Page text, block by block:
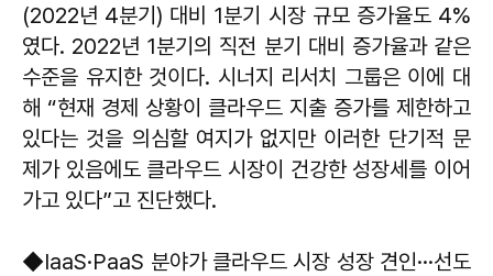
(2022년 4분기) 대비 1분기 시장 규모 증가율도 4%
였다. 2022년 1분기의 직전 분기 대비 증가율과 같은
수준을 유지한 것이다. 시너지 리서치 그룹은 이에 대
해 “현재 경제 상황이 클라우드 지출 증가를 제한하고
있다는 것을 의심할 여지가 없지만 이러한 단기적 문
제가 있음에도 클라우드 시장이 건강한 성장세를 이어
가고 있다”고 진단했다.
◆IaaS·PaaS 분야가 클라우드 시장 성장 견인···선도